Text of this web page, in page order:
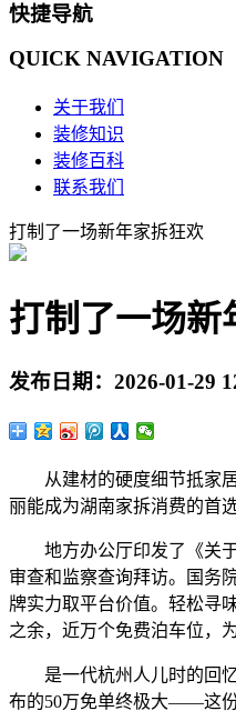
快捷导航
QUICK NAVIGATION
关于我们
装修知识
装修百科
联系我们
打制了一场新年家拆狂欢
打制了一场新
发布日期： 2026-01-29
从建材的硬度细节抵家居
丽能成为湖南家拆消费的首
地方办公厅印发了《关于
审查和监察查询拜访。国务
牌实力取平台价值。轻松寻
之余，近万个免费泊车位，
是一代杭州人儿时的回忆
布的50万免单终极大——这份